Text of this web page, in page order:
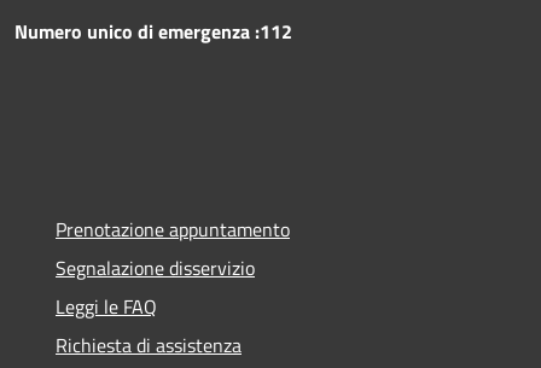
Numero unico di emergenza :112
Prenotazione appuntamento
Segnalazione disservizio
Leggi le FAQ
Richiesta di assistenza